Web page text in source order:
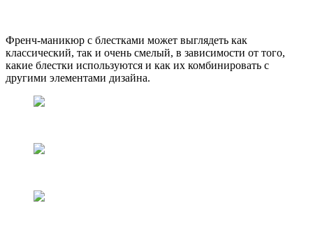
Френч-маникюр с блестками может выглядеть как
классический, так и очень смелый, в зависимости от того,
какие блестки используются и как их комбинировать с
другими элементами дизайна.